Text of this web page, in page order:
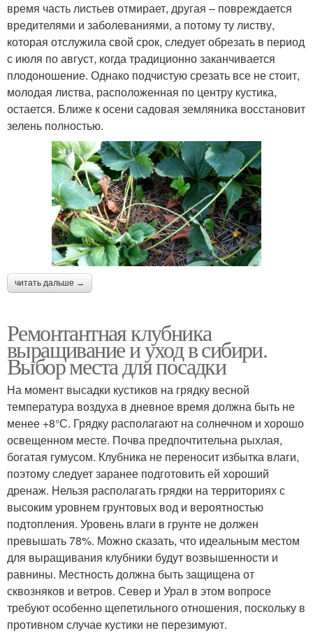
время часть листьев отмирает, другая – повреждается
вредителями и заболеваниями, а потому ту листву,
которая отслужила свой срок, следует обрезать в период
с июля по август, когда традиционно заканчивается
плодоношение. Однако подчистую срезать все не стоит,
молодая листва, расположенная по центру кустика,
остается. Ближе к осени садовая земляника восстановит
зелень полностью.
читать дальше →
Ремонтантная клубника
выращивание и уход в сибири.
Выбор места для посадки
На момент высадки кустиков на грядку весной
температура воздуха в дневное время должна быть не
менее +8°С. Грядку располагают на солнечном и хорошо
освещенном месте. Почва предпочтительна рыхлая,
богатая гумусом. Клубника не переносит избытка влаги,
поэтому следует заранее подготовить ей хороший
дренаж. Нельзя располагать грядки на территориях с
высоким уровнем грунтовых вод и вероятностью
подтопления. Уровень влаги в грунте не должен
превышать 78%. Можно сказать, что идеальным местом
для выращивания клубники будут возвышенности и
равнины. Местность должна быть защищена от
сквозняков и ветров. Север и Урал в этом вопросе
требуют особенно щепетильного отношения, поскольку в
противном случае кустики не перезимуют.